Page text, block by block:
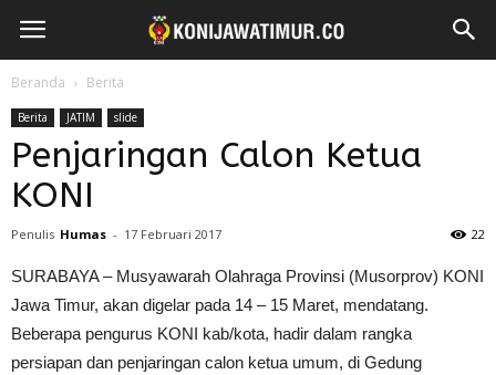
Beranda Berita
Berita JATIM slide
Penjaringan Calon Ketua
KONI
Penulis Humas - 17 Februari 2017 22
SURABAYA – Musyawarah Olahraga Provinsi (Musorprov) KONI
Jawa Timur, akan digelar pada 14 – 15 Maret, mendatang.
Beberapa pengurus KONI kab/kota, hadir dalam rangka
persiapan dan penjaringan calon ketua umum, di Gedung